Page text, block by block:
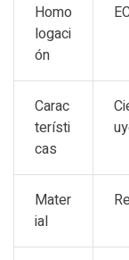
Homo
logaci
ón
Carac
terísti
cas
Mater
ial